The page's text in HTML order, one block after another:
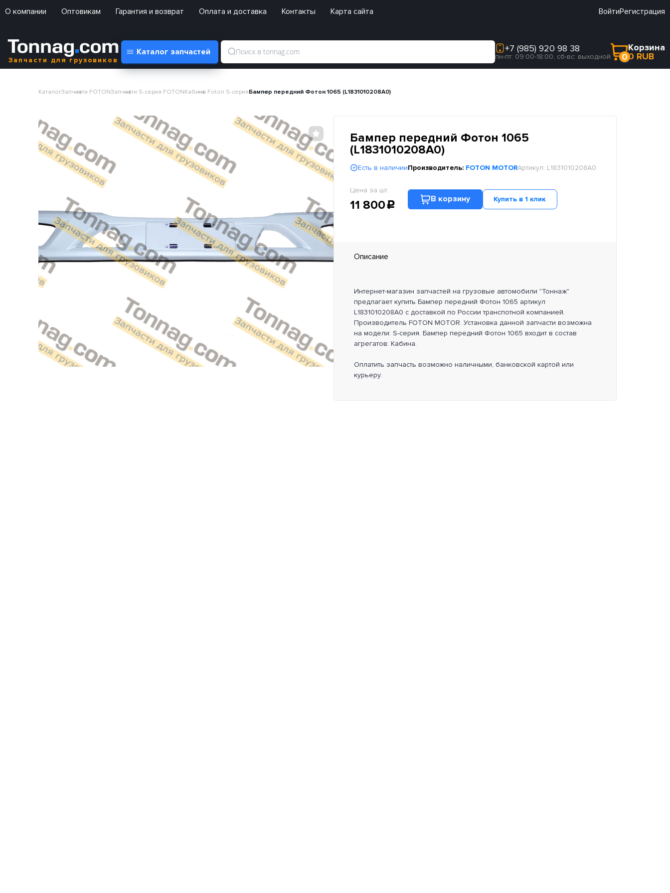
О компании Оптовикам Гарантия и возврат Оплата и доставка Контакты Карта сайта ВойтиРегистрация
Запчасти для грузовиков
Каталог запчастей +7 (985) 920 98 38
пн-пт: 09:00-18:00, сб-вс: выходной 0
Корзина
0 RUB
КаталогЗапчасти FOTONЗапчасти S-серия FOTONКабина Foton S-серияБампер передний Фотон 1065 (L1831010208A0)
Бампер передний Фотон 1065
(L1831010208A0)
Есть в наличииПроизводитель: FOTON MOTORАртикул: L1831010208A0
Цена за шт.
11 800c
В корзину Купить в 1 клик
Описание
Интернет-магазин запчастей на грузовые автомобили "Тоннаж"
предлагает купить Бампер передний Фотон 1065 артикул
L1831010208A0 с доставкой по России транспотной компанией.
Производитель FOTON MOTOR. Установка данной запчасти возможна
на модели: S-серия. Бампер передний Фотон 1065 входит в состав
агрегатов: Кабина.
Оплатить запчасть возможно наличными, банковской картой или
курьеру.